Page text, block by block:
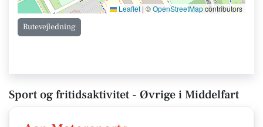
Leaflet | ©OpenStreetMapcontributors
Rutevejledning
Sport og fritidsaktivitet - Øvrige i Middelfart